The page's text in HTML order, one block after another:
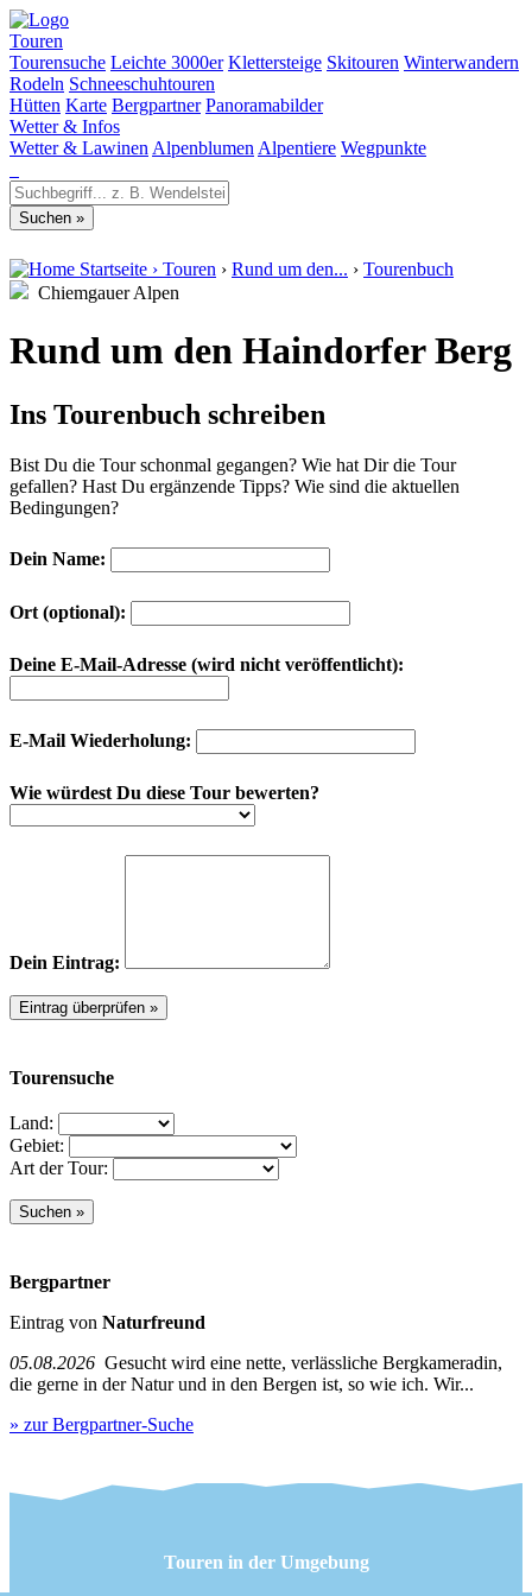
Touren
Tourensuche Leichte 3000er Klettersteige Skitouren Winterwandern
Rodeln Schneeschuhtouren
Hütten Karte Bergpartner Panoramabilder
Wetter & Infos
Wetter & Lawinen Alpenblumen Alpentiere Wegpunkte
Startseite › Touren › Rund um den... › Tourenbuch
Chiemgauer Alpen
Rund um den Haindorfer Berg
Ins Tourenbuch schreiben
Bist Du die Tour schonmal gegangen? Wie hat Dir die Tour
gefallen? Hast Du ergänzende Tipps? Wie sind die aktuellen
Bedingungen?
Dein Name:
Ort (optional):
Deine E-Mail-Adresse (wird nicht veröffentlicht):
E-Mail Wiederholung:
Wie würdest Du diese Tour bewerten?
Dein Eintrag:
Tourensuche
Land:
Gebiet:
Art der Tour:
Bergpartner
Eintrag von Naturfreund
05.08.2026 Gesucht wird eine nette, verlässliche Bergkameradin,
die gerne in der Natur und in den Bergen ist, so wie ich. Wir...
» zur Bergpartner-Suche
Touren in der Umgebung